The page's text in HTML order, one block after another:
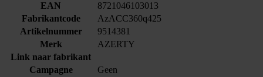
EAN
8721046103013
Fabrikantcode
AzACC360q425
Artikelnummer
9514381
Merk
AZERTY
Link naar fabrikant
Campagne
Geen